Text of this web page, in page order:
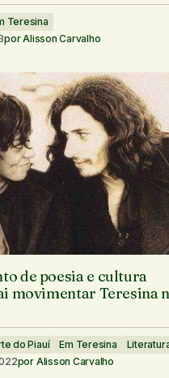
Teresina
porAlisson Carvalho
de poesia e cultura
movimentar Teresina
do Piauí Em Teresina
por Alisson Carvalho